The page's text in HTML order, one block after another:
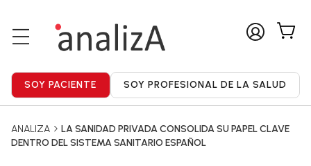
ANALIZA
LA SANIDAD PRIVADA CONSOLIDA SU PAPEL CLAVE
DENTRO DEL SISTEMA SANITARIO ESPAÑOL